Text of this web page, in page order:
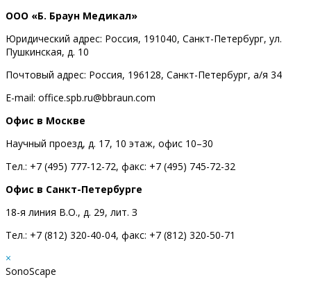
ООО «Б. Браун Медикал»
Юридический адрес: Россия, 191040, Санкт-Петербург, ул.
Пушкинская, д. 10
Почтовый адрес: Россия, 196128, Санкт-Петербург, а/я 34
E-mail: office.spb.ru@bbraun.com
Офис в Москве
Научный проезд, д. 17, 10 этаж, офис 10–30
Тел.: +7 (495) 777-12-72, факс: +7 (495) 745-72-32
Офис в Санкт-Петербурге
18-я линия В.О., д. 29, лит. З
Тел.: +7 (812) 320-40-04, факс: +7 (812) 320-50-71
×
SonoScape